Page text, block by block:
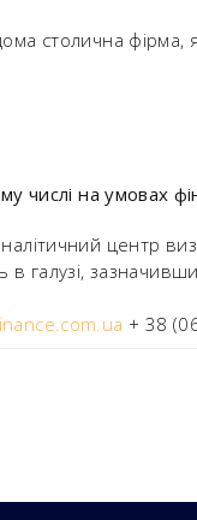
столична фірма,
числі на умовах
центр
галузі,
+ 38